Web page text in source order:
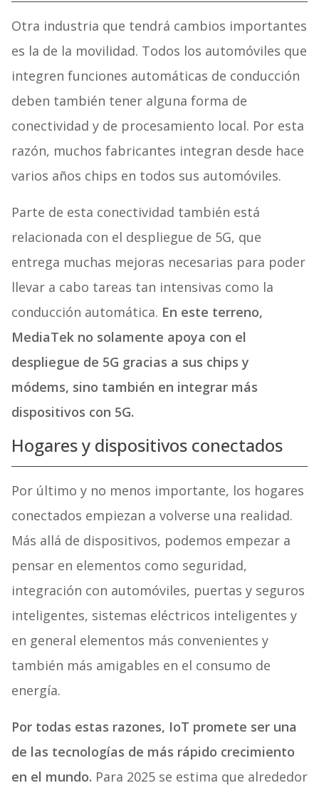
Otra industria que tendrá cambios importantes
es la de la movilidad. Todos los automóviles que
integren funciones automáticas de conducción
deben también tener alguna forma de
conectividad y de procesamiento local. Por esta
razón, muchos fabricantes integran desde hace
varios años chips en todos sus automóviles.
Parte de esta conectividad también está
relacionada con el despliegue de 5G, que
entrega muchas mejoras necesarias para poder
llevar a cabo tareas tan intensivas como la
conducción automática. En este terreno,
MediaTek no solamente apoya con el
despliegue de 5G gracias a sus chips y
módems, sino también en integrar más
dispositivos con 5G.
Hogares y dispositivos conectados
Por último y no menos importante, los hogares
conectados empiezan a volverse una realidad.
Más allá de dispositivos, podemos empezar a
pensar en elementos como seguridad,
integración con automóviles, puertas y seguros
inteligentes, sistemas eléctricos inteligentes y
en general elementos más convenientes y
también más amigables en el consumo de
energía.
Por todas estas razones, IoT promete ser una
de las tecnologías de más rápido crecimiento
en el mundo. Para 2025 se estima que alrededor